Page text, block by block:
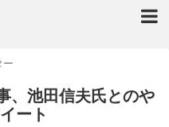
ー
、池田信夫氏とのや
ート